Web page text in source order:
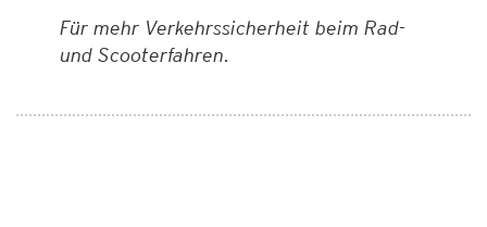
Für mehr Verkehrssicherheit beim Rad-
und Scooterfahren.